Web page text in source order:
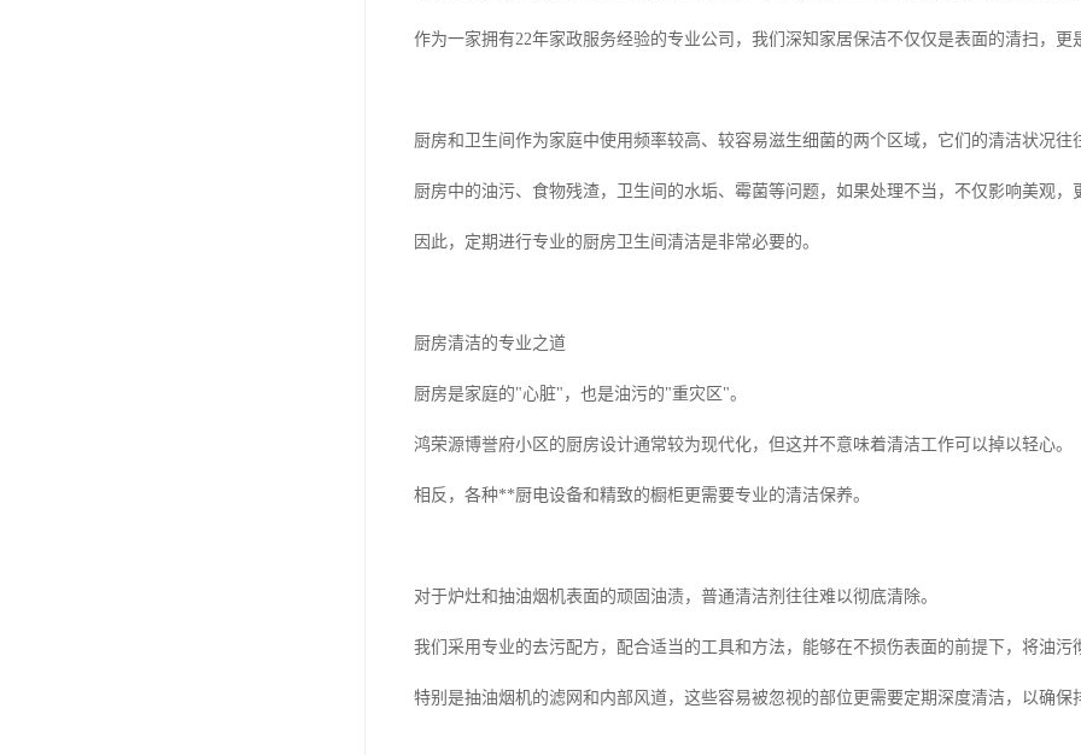
作为一家拥有22年家政服务经验的专业公司，我们深知家居保洁不仅仅是表面的清扫，更
厨房和卫生间作为家庭中使用频率较高、较容易滋生细菌的两个区域，它们的清洁状况
厨房中的油污、食物残渣，卫生间的水垢、霉菌等问题，如果处理不当，不仅影响美观，
因此，定期进行专业的厨房卫生间清洁是非常必要的。
厨房清洁的专业之道
厨房是家庭的"心脏"，也是油污的"重灾区"。
鸿荣源博誉府小区的厨房设计通常较为现代化，但这并不意味着清洁工作可以掉以轻心。
相反，各种**厨电设备和精致的橱柜更需要专业的清洁保养。
对于炉灶和抽油烟机表面的顽固油渍，普通清洁剂往往难以彻底清除。
我们采用专业的去污配方，配合适当的工具和方法，能够在不损伤表面的前提下，将油污
特别是抽油烟机的滤网和内部风道，这些容易被忽视的部位更需要定期深度清洁，以确保